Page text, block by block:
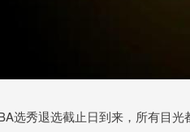
选秀退选截止日到来，所有目